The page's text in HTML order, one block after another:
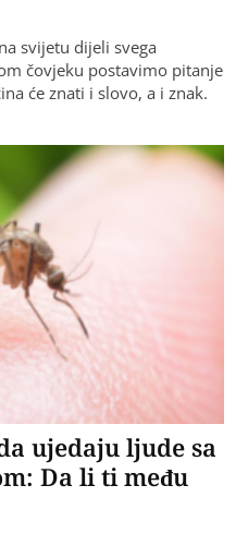
svijetu dijeli svega
čovjeku postavimo pitanje
će znati i slovo, a i znak.
ujedaju ljude sa
Da li ti među